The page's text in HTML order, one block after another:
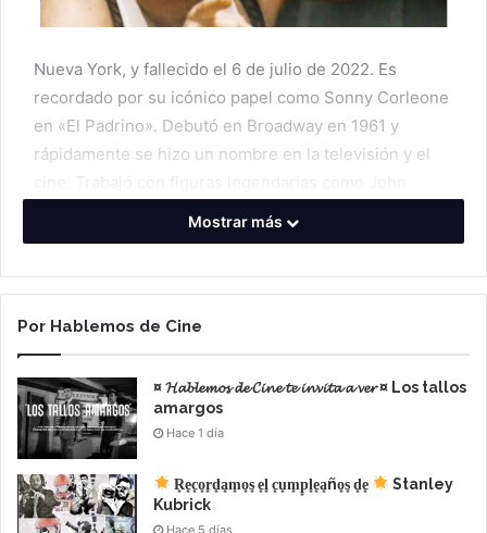
Nueva York, y fallecido el 6 de julio de 2022. Es
recordado por su icónico papel como Sonny Corleone
en «El Padrino». Debutó en Broadway en 1961 y
rápidamente se hizo un nombre en la televisión y el
Wayne en «El Dorado» (1966) y Francis Ford Coppola
en «Llueve sobre mi corazón» (1969) » y «El Padrino»
Mostrar más
Por Hablemos de Cine
¤ 𝓗𝓪𝓫𝓵𝓮𝓶𝓸𝓼 𝓭𝓮 𝓒𝓲𝓷𝓮 𝓽𝓮 𝓲𝓷𝓿𝓲𝓽𝓪 𝓪 𝓿𝓮𝓻 ¤ Los tallos
amargos
Hace 1 día
R͙e͙c͙o͙r͙d͙a͙m͙o͙s͙ e͙l͙ c͙u͙m͙p͙l͙e͙a͙ño͙s͙ d͙e͙
Stanley
Kubrick
Hace 5 días